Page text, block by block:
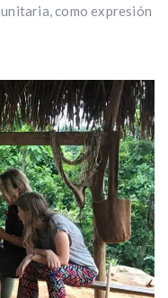
como expresión